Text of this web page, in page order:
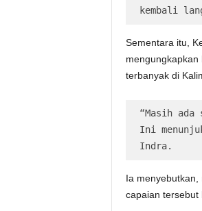
kembali
Sementara itu,
terbanyak di
“Masih
Ini
Indra.
Ia menyebutkan,
capaian tersebut